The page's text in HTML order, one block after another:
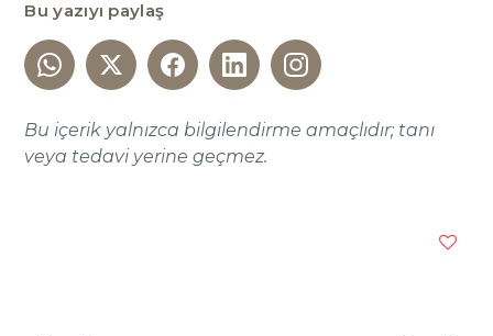
Bu yazıyı paylaş
Bu içerik yalnızca bilgilendirme amaçlıdır; tanı
veya tedavi yerine geçmez.